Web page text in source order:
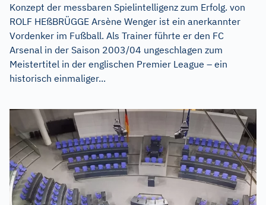
Konzept der messbaren Spielintelligenz zum Erfolg. von
ROLF HEßBRÜGGE Arsène Wenger ist ein anerkannter
Vordenker im Fußball. Als Trainer führte er den FC
Arsenal in der Saison 2003/04 ungeschlagen zum
Meistertitel in der englischen Premier League – ein
historisch einmaliger...